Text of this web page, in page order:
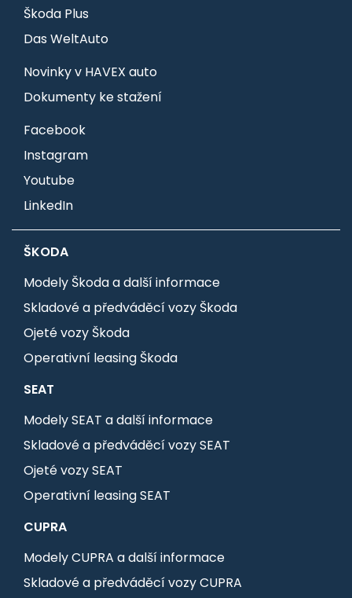
Škoda Plus
Das WeltAuto
Novinky v HAVEX auto
Dokumenty ke stažení
Facebook
Instagram
Youtube
LinkedIn
ŠKODA
Modely Škoda a další informace
Skladové a předváděcí vozy Škoda
Ojeté vozy Škoda
Operativní leasing Škoda
SEAT
Modely SEAT a další informace
Skladové a předváděcí vozy SEAT
Ojeté vozy SEAT
Operativní leasing SEAT
CUPRA
Modely CUPRA a další informace
Skladové a předváděcí vozy CUPRA